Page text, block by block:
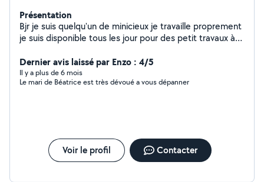
Présentation
Bjr je suis quelqu'un de minicieux je travaille proprement
je suis disponible tous les jour pour des petit travaux à
douche je peux le déplacer je touche a tous et aussi je
adapte a tous
Dernier avis laissé par Enzo : 4/5
Il y a plus de 6 mois
Le mari de Béatrice est très dévoué a vous dépanner
Voir le profil Contacter